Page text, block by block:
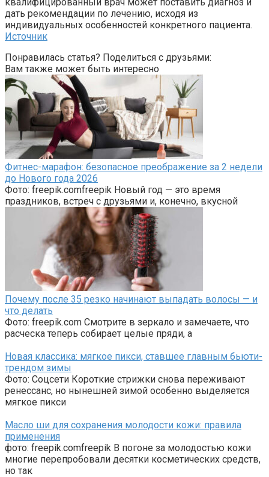
дать рекомендации по лечению, исходя из
индивидуальных особенностей конкретного пациента.
Источник
Понравилась статья? Поделиться с друзьями:
Вам также может быть интересно
Фитнес-марафон: безопасное преображение за 2 недели
до Нового года 2026
Фото: freepik.comfreepik Новый год — это время
праздников, встреч с друзьями и, конечно, вкусной
Почему после 35 резко начинают выпадать волосы — и
что делать
Фото: freepik.com Смотрите в зеркало и замечаете, что
расческа теперь собирает целые пряди, а
Новая классика: мягкое пикси, ставшее главным бьюти-
трендом зимы
Фото: Соцсети Короткие стрижки снова переживают
ренессанс, но нынешней зимой особенно выделяется
мягкое пикси
Масло ши для сохранения молодости кожи: правила
применения
фото: freepik.comfreepik В погоне за молодостью кожи
многие перепробовали десятки косметических средств,
но так